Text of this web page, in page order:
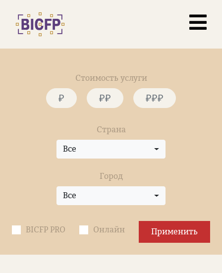
Стоимость услуги
₽ ₽₽ ₽₽₽
Страна
Все
Город
Все
BICFP PRO Онлайн Применить